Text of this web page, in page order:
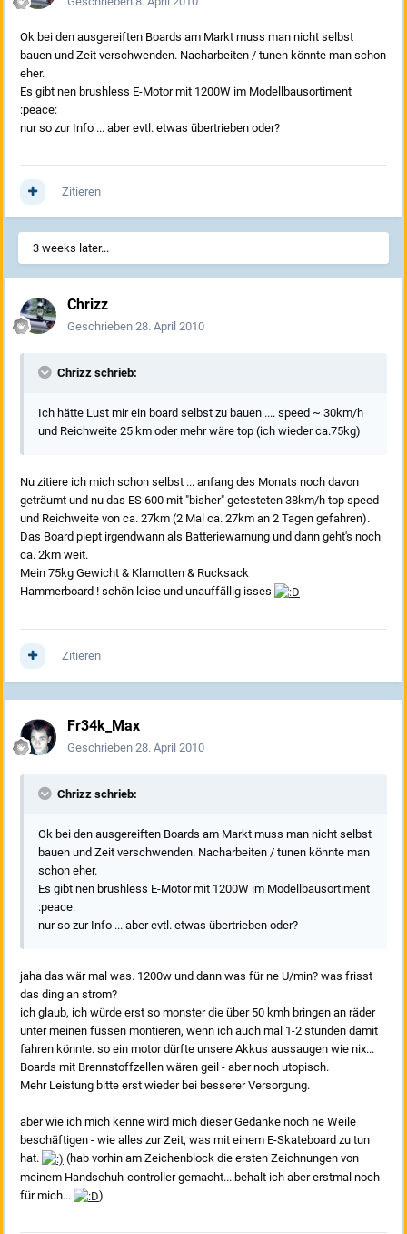
Ok bei den ausgereiften Boards am Markt muss man nicht selbst
bauen und Zeit verschwenden. Nacharbeiten / tunen könnte man schon
eher.
Es gibt nen brushless E-Motor mit 1200W im Modellbausortiment
:peace:
nur so zur Info ... aber evtl. etwas übertrieben oder?
Zitieren
3 weeks later...
Chrizz
Geschrieben 28. April 2010
Chrizz schrieb:
Ich hätte Lust mir ein board selbst zu bauen .... speed ~ 30km/h
und Reichweite 25 km oder mehr wäre top (ich wieder ca.75kg)
Nu zitiere ich mich schon selbst ... anfang des Monats noch davon
geträumt und nu das ES 600 mit "bisher" getesteten 38km/h top speed
und Reichweite von ca. 27km (2 Mal ca. 27km an 2 Tagen gefahren).
Das Board piept irgendwann als Batteriewarnung und dann geht's noch
ca. 2km weit.
Mein 75kg Gewicht & Klamotten & Rucksack
Hammerboard ! schön leise und unauffällig isses
Zitieren
Fr34k_Max
Geschrieben 28. April 2010
Chrizz schrieb:
Ok bei den ausgereiften Boards am Markt muss man nicht selbst
bauen und Zeit verschwenden. Nacharbeiten / tunen könnte man
schon eher.
Es gibt nen brushless E-Motor mit 1200W im Modellbausortiment
:peace:
nur so zur Info ... aber evtl. etwas übertrieben oder?
jaha das wär mal was. 1200w und dann was für ne U/min? was frisst
das ding an strom?
ich glaub, ich würde erst so monster die über 50 kmh bringen an räder
unter meinen füssen montieren, wenn ich auch mal 1-2 stunden damit
fahren könnte. so ein motor dürfte unsere Akkus aussaugen wie nix...
Boards mit Brennstoffzellen wären geil - aber noch utopisch.
Mehr Leistung bitte erst wieder bei besserer Versorgung.
aber wie ich mich kenne wird mich dieser Gedanke noch ne Weile
beschäftigen - wie alles zur Zeit, was mit einem E-Skateboard zu tun
hat.
(hab vorhin am Zeichenblock die ersten Zeichnungen von
meinem Handschuh-controller gemacht....behalt ich aber erstmal noch
für mich...
)